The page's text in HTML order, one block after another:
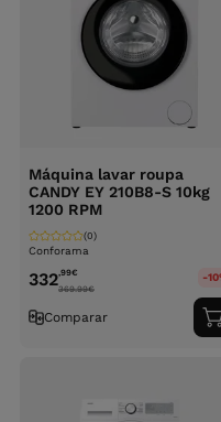
Máquina lavar roupa
CANDY EY 210B8-S 10kg
1200 RPM
Conforama
(0)
332,99€
369.99€
-
Comparar